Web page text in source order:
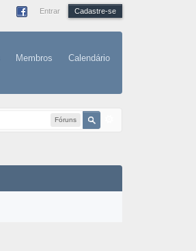
Entrar Cadastre-se
Membros Calendário
Fóruns